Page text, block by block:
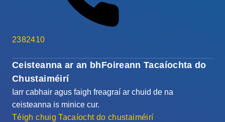
Ceisteanna ar an bhFoireann Tacaíochta do
Chustaiméirí
Iarr cabhair agus faigh freagraí ar chuid de na
ceisteanna is minice cur.
Téigh chuig Tacaíocht do chustaiméirí
2382410